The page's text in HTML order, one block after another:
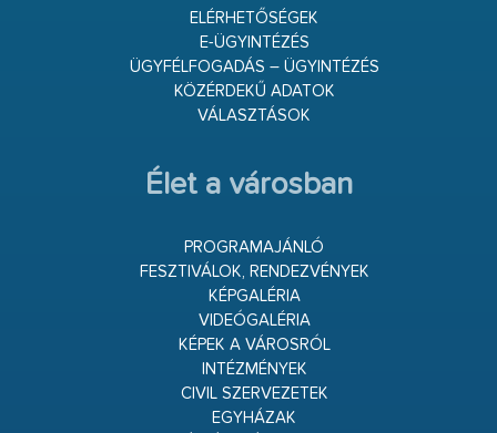
ELÉRHETŐSÉGEK
E-ÜGYINTÉZÉS
ÜGYFÉLFOGADÁS – ÜGYINTÉZÉS
KÖZÉRDEKŰ ADATOK
VÁLASZTÁSOK
Élet a városban
PROGRAMAJÁNLÓ
FESZTIVÁLOK, RENDEZVÉNYEK
KÉPGALÉRIA
VIDEÓGALÉRIA
KÉPEK A VÁROSRÓL
INTÉZMÉNYEK
CIVIL SZERVEZETEK
EGYHÁZAK